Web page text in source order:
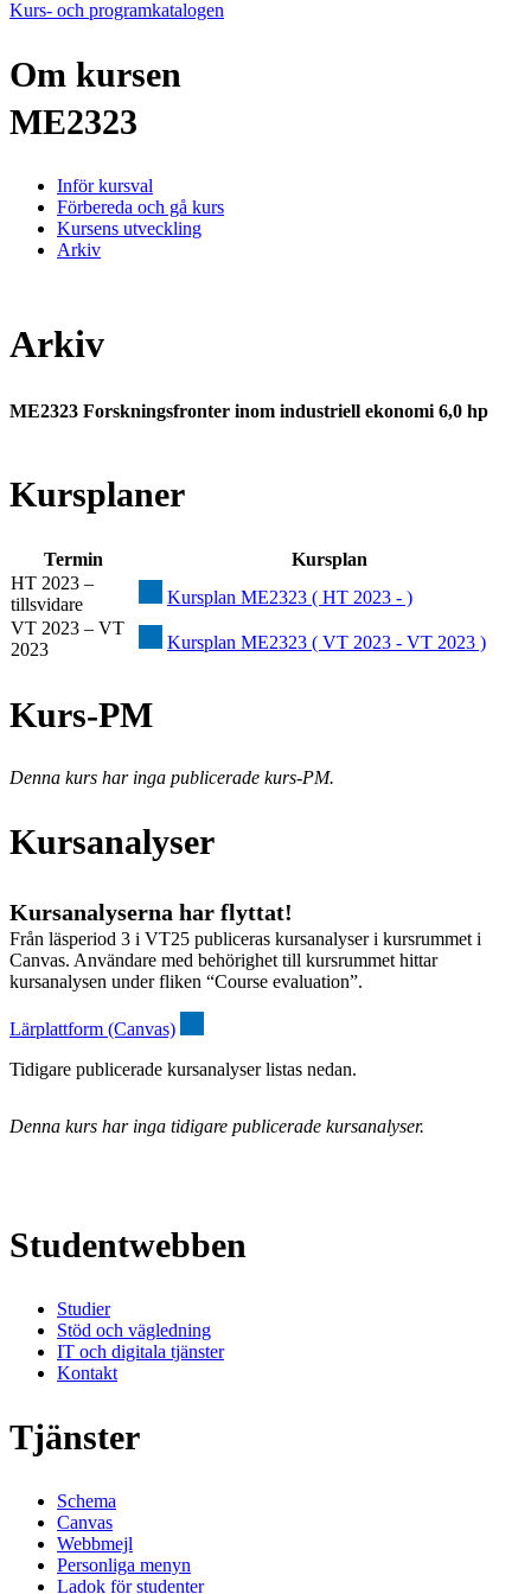
Kurs- och programkatalogen
Om kursen
ME2323
Inför kursval
Förbereda och gå kurs
Kursens utveckling
Arkiv
Arkiv
ME2323 Forskningsfronter inom industriell ekonomi 6,0 hp
Kursplaner
Termin
Kursplan
HT 2023 –
tillsvidare
Kursplan ME2323 ( HT 2023 - )
VT 2023 – VT
2023
Kursplan ME2323 ( VT 2023 - VT 2023 )
Kurs-PM
Denna kurs har inga publicerade kurs-PM.
Kursanalyser
Kursanalyserna har flyttat!
Från läsperiod 3 i VT25 publiceras kursanalyser i kursrummet i
Canvas. Användare med behörighet till kursrummet hittar
kursanalysen under fliken “Course evaluation”.
Lärplattform (Canvas)
Tidigare publicerade kursanalyser listas nedan.
Denna kurs har inga tidigare publicerade kursanalyser.
Studentwebben
Studier
Stöd och vägledning
IT och digitala tjänster
Kontakt
Tjänster
Schema
Canvas
Webbmejl
Personliga menyn
Ladok för studenter